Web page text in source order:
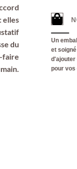
elles
du
faire
Un
et soigné
d'ajouter
pour vos